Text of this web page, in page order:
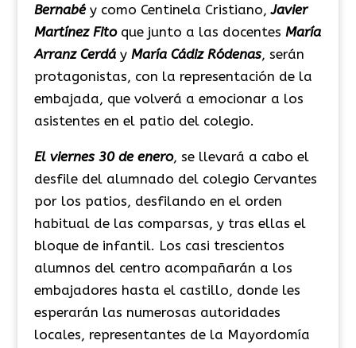
Bernabéy como Centinela Cristiano,Javier
Martínez Fitoque junto a las docentes María
Arranz Cerdáy María Cádiz Ródenas, serán
protagonistas, con la representación de la
embajada, que volverá a emocionar a los
asistentes en el patio del colegio.
El viernes 30 de enero, se llevará a cabo el
desfile del alumnado del colegio Cervantes
por los patios, desfilando en el orden
habitual de las comparsas, y tras ellas el
bloque de infantil. Los casi trescientos
alumnos del centro acompañarán a los
embajadores hasta el castillo, donde les
esperarán las numerosas autoridades
locales, representantes de la Mayordomía